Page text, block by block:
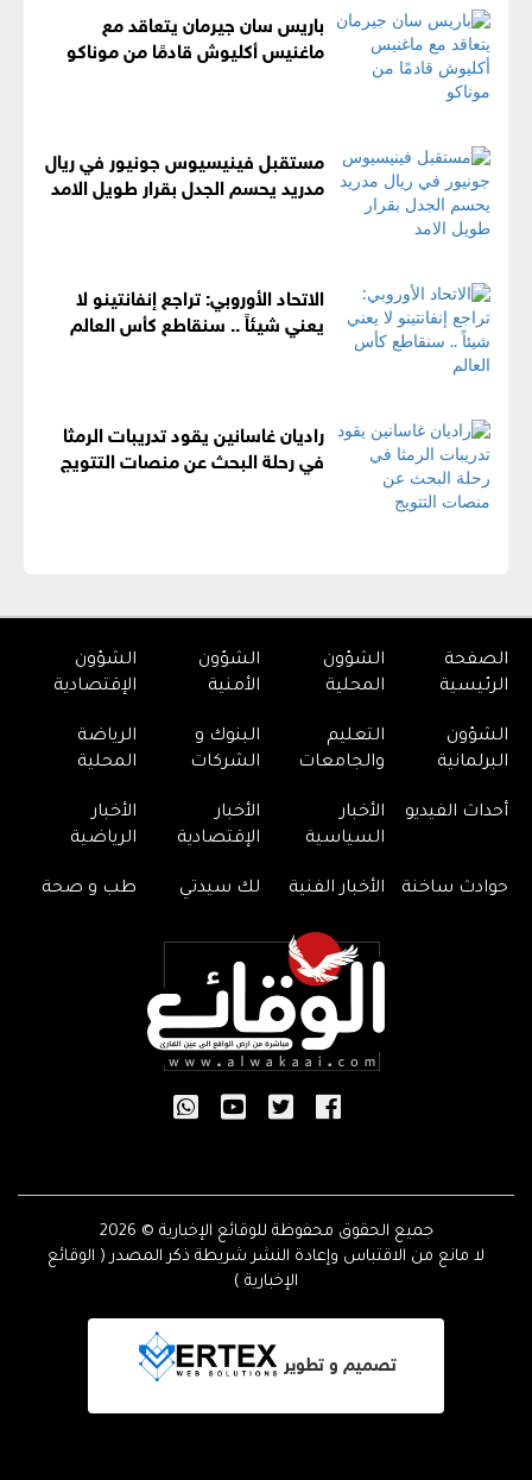
باريس سان جيرمان يتعاقد مع
ماغنيس أكليوش قادمًا من موناكو
مستقبل فينيسيوس جونيور في ريال
مدريد يحسم الجدل بقرار طويل الامد
الاتحاد الأوروبي: تراجع إنفانتينو لا
يعني شيئاً .. سنقاطع كأس العالم
راديان غاسانين يقود تدريبات الرمثا
في رحلة البحث عن منصات التتويج
الصفحة
الرئيسية
الشؤون
المحلية
الشؤون
الأمنية
الشؤون
الإقتصادية
الشؤون
البرلمانية
التعليم
والجامعات
البنوك و
الشركات
الرياضة
المحلية
أحداث الفيديو
الأخبار
السياسية
الأخبار
الإقتصادية
الأخبار
الرياضية
حوادث ساخنة الأخبار الفنية لك سيدتي طب و صحة
جميع الحقوق محفوظة للوقائع الإخبارية © 2026
لا مانع من الاقتباس وإعادة النشر شريطة ذكر المصدر ( الوقائع
الإخبارية )
تصميم و تطوير